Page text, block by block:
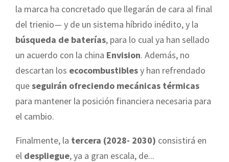
la marca ha concretado que llegarán de cara al final
del trienio— y de un sistema híbrido inédito, y la
búsqueda de baterías, para lo cual ya han sellado
un acuerdo con la china Envision. Además, no
descartan los ecocombustiblesy han refrendado
queseguirán ofreciendo mecánicas térmicas
para mantener la posición financiera necesaria para
el cambio.
Finalmente, la tercera (2028- 2030) consistirá en
el despliegue, ya a gran escala, de...